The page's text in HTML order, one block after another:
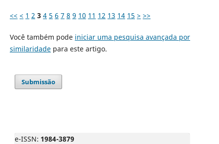
<< < 1 2 3 4 5 6 7 8 9 10 11 12 13 14 15 > >>
Você também pode iniciar uma pesquisa avançada por
similaridadepara este artigo.
Submissão
e-ISSN: 1984-3879